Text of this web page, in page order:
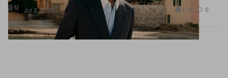
음식 Jul 2, 2026 1.3K 0